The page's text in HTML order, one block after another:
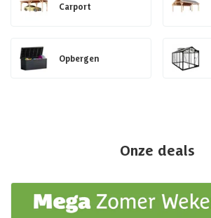
Carport
Opbergen
Onze deals